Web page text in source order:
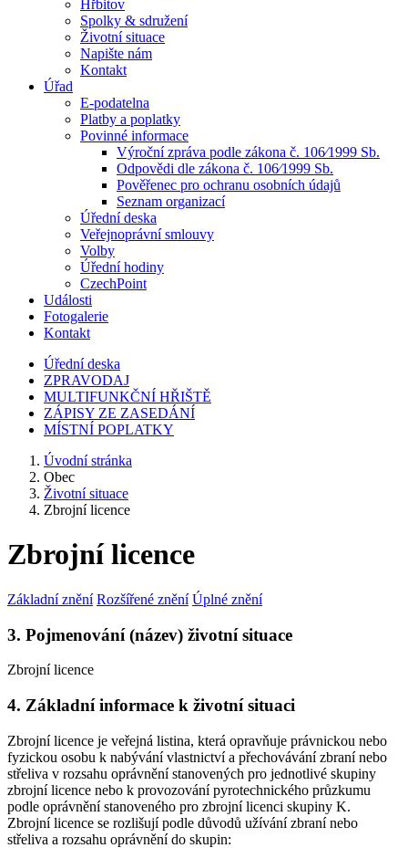
Hřbitov
Spolky & sdružení
Životní situace
Napište nám
Kontakt
Úřad
E-podatelna
Platby a poplatky
Povinné informace
Výroční zpráva podle zákona č. 106⁄1999 Sb.
Odpovědi dle zákona č. 106⁄1999 Sb.
Pověřenec pro ochranu osobních údajů
Seznam organizací
Úřední deska
Veřejnoprávní smlouvy
Volby
Úřední hodiny
CzechPoint
Události
Fotogalerie
Kontakt
Úřední deska
ZPRAVODAJ
MULTIFUNKČNÍ HŘIŠTĚ
ZÁPISY ZE ZASEDÁNÍ
MÍSTNÍ POPLATKY
Úvodní stránka
Obec
Životní situace
Zbrojní licence
Zbrojní licence
Základní znění Rozšířené znění Úplné znění
3. Pojmenování (název) životní situace
Zbrojní licence
4. Základní informace k životní situaci
Zbrojní licence je veřejná listina, která opravňuje právnickou nebo
fyzickou osobu k nabývání vlastnictví a přechovávání zbraní nebo
střeliva v rozsahu oprávnění stanovených pro jednotlivé skupiny
zbrojní licence nebo k provozování pyrotechnického průzkumu
podle oprávnění stanoveného pro zbrojní licenci skupiny K.
Zbrojní licence se rozlišují podle důvodů užívání zbraní nebo
střeliva a rozsahu oprávnění do skupin: